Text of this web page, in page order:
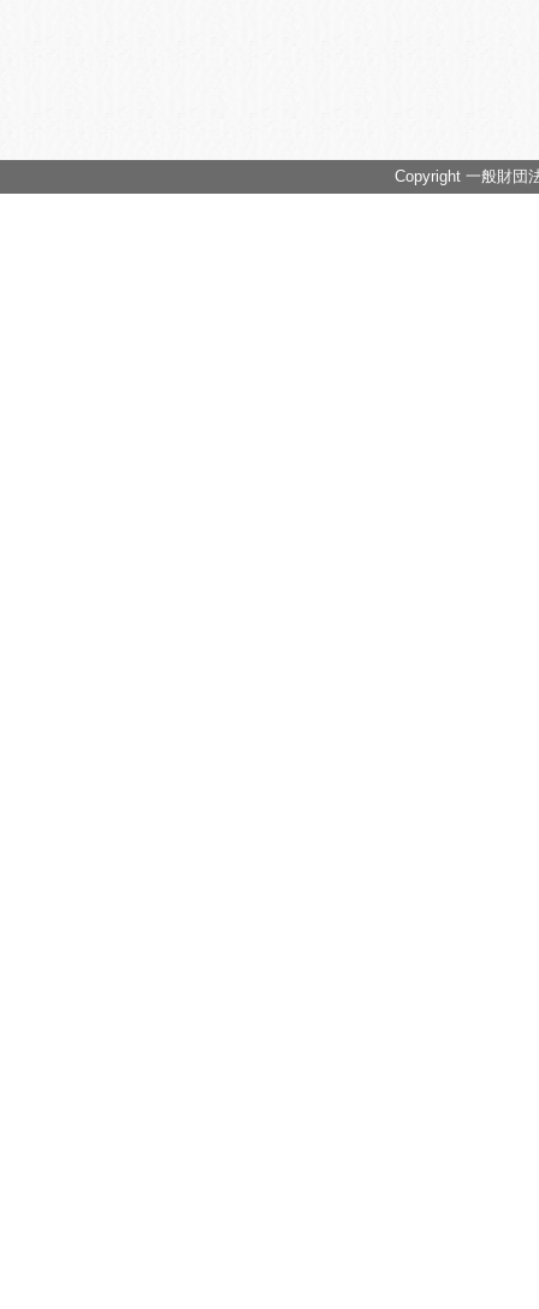
Copyright 一般財団